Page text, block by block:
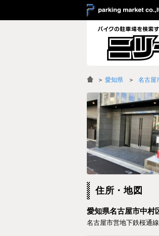
＞ 愛知県 名古屋
住所・地図
愛知県名古屋市中村
名古屋市営地下鉄桜通